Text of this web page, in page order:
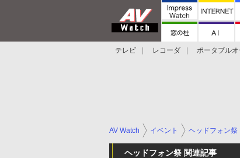
テレビ レコーダ ポータブル
AV Watch イベント ヘッドフォン祭
ヘッドフォン祭 関連記事